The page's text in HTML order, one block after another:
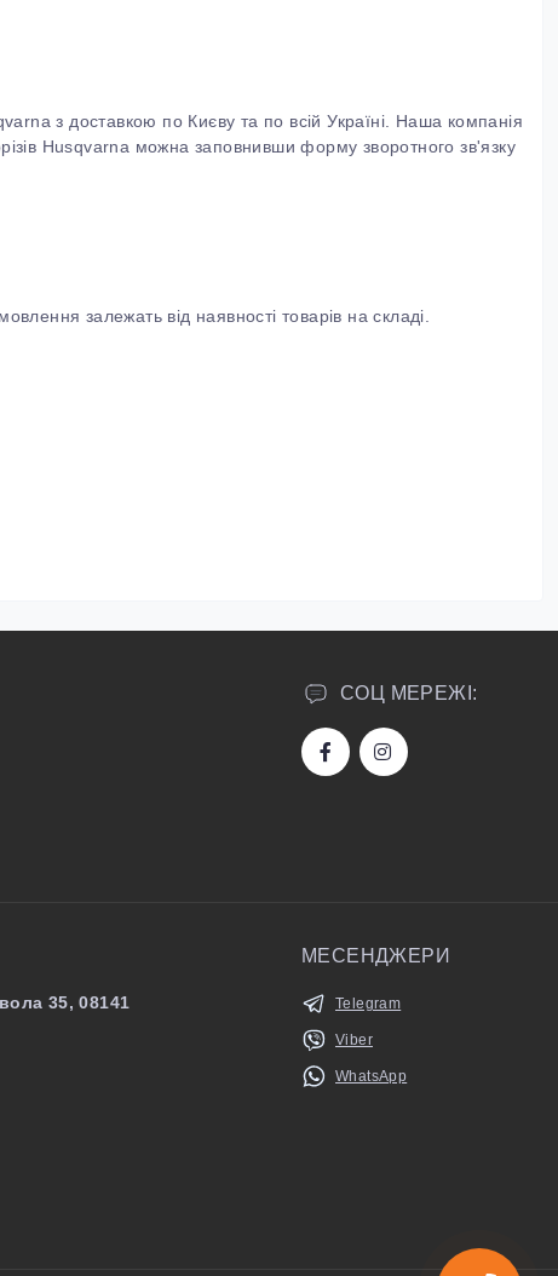
з доставкою по Києву та по всій Україні. Наша компанія
Husqvarna можна заповнивши форму зворотного зв'язку
залежать від наявності товарів на складі.
СОЦ МЕРЕЖІ:
35, 08141
МЕСЕНДЖЕРИ
Telegram
Viber
WhatsApp